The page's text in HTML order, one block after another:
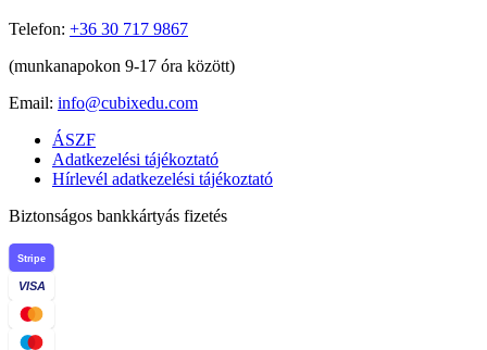
Telefon: +36 30 717 9867
(munkanapokon 9-17 óra között)
Email: info@cubixedu.com
ÁSZF
Adatkezelési tájékoztató
Hírlevél adatkezelési tájékoztató
Biztonságos bankkártyás fizetés
Stripe
VISA